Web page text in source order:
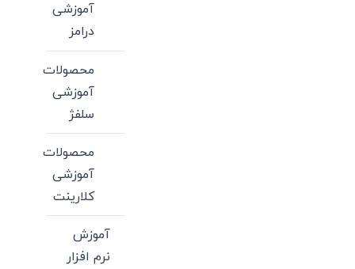
آموزشی
درامز
محصولات
آموزشی
سلفژ
محصولات
آموزشی
کلارینت
آموزش
نرم افزار